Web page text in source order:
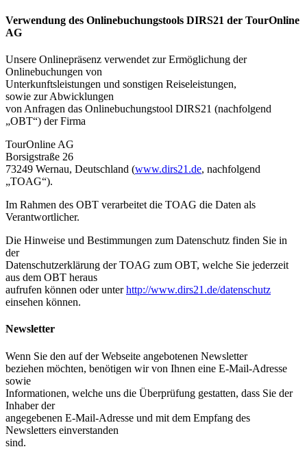
Verwendung des Onlinebuchungstools DIRS21 der TourOnline
AG
Unsere Onlinepräsenz verwendet zur Ermöglichung der
Onlinebuchungen von
Unterkunftsleistungen und sonstigen Reiseleistungen,
sowie zur Abwicklungen
von Anfragen das Onlinebuchungstool DIRS21 (nachfolgend
„OBT“) der Firma
TourOnline AG
Borsigstraße 26
73249 Wernau, Deutschland (www.dirs21.de, nachfolgend
„TOAG“).
Im Rahmen des OBT verarbeitet die TOAG die Daten als
Verantwortlicher.
Die Hinweise und Bestimmungen zum Datenschutz finden Sie in
der
Datenschutzerklärung der TOAG zum OBT, welche Sie jederzeit
aus dem OBT heraus
aufrufen können oder unterhttp://www.dirs21.de/datenschutz
einsehen können.
Newsletter
Wenn Sie den auf der Webseite angebotenen Newsletter
beziehen möchten, benötigen wir von Ihnen eine E-Mail-Adresse
sowie
Informationen, welche uns die Überprüfung gestatten, dass Sie der
Inhaber der
angegebenen E-Mail-Adresse und mit dem Empfang des
Newsletters einverstanden
sind.